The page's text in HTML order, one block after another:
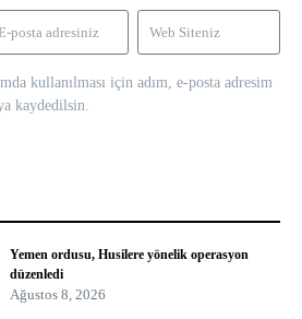
kullanılması için adım, e-posta adresim
kaydedilsin.
Yemen ordusu, Husilere yönelik operasyon
düzenledi
Ağustos 8, 2026